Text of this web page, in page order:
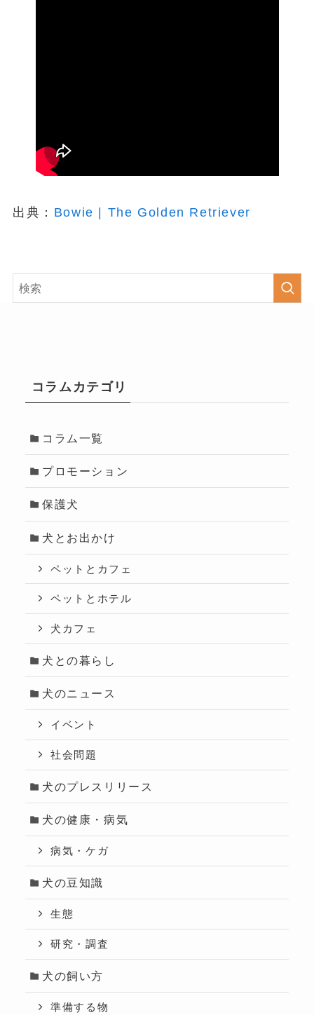
出典： Bowie | The Golden Retriever
コラムカテゴリ
コラム一覧
プロモーション
保護犬
犬とお出かけ
ペットとカフェ
ペットとホテル
犬カフェ
犬との暮らし
犬のニュース
イベント
社会問題
犬のプレスリリース
犬の健康・病気
病気・ケガ
犬の豆知識
生態
研究・調査
犬の飼い方
準備する物